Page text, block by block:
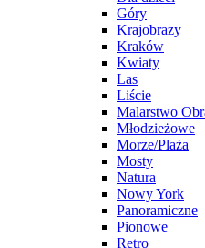
Góry
Krajobrazy
Kraków
Kwiaty
Las
Liście
Malarstwo
Młodzieżowe
Morze/Plaża
Mosty
Natura
Nowy York
Panoramiczne
Pionowe
Retro